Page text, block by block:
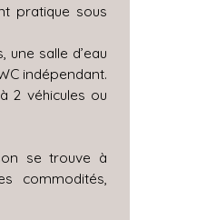
pratique sous
salle d’eau
indépendant.
2 véhicules ou
se trouve à
commodités,